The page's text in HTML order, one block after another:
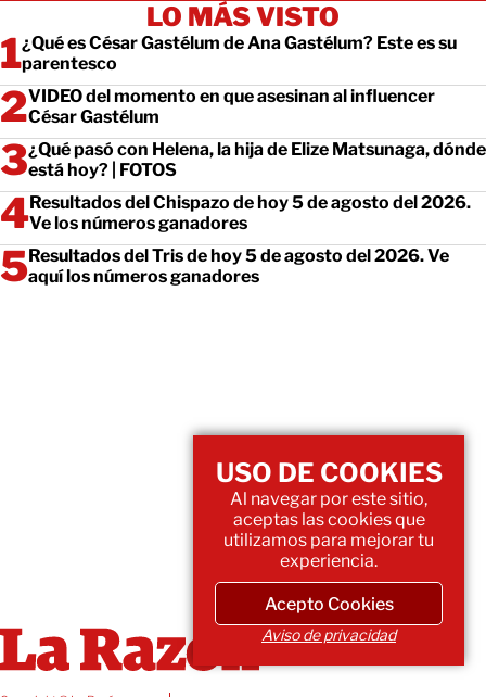
LO MÁS VISTO
¿Qué es César Gastélum de Ana Gastélum? Este es su
parentesco
VIDEO del momento en que asesinan al influencer
César Gastélum
¿Qué pasó con Helena, la hija de Elize Matsunaga, dónde
está hoy? | FOTOS
Resultados del Chispazo de hoy 5 de agosto del 2026.
Ve los números ganadores
Resultados del Tris de hoy 5 de agosto del 2026. Ve
aquí los números ganadores
USO DE COOKIES
Al navegar por este sitio,
aceptas las cookies que
utilizamos para mejorar tu
experiencia.
Acepto Cookies
Aviso de privacidad